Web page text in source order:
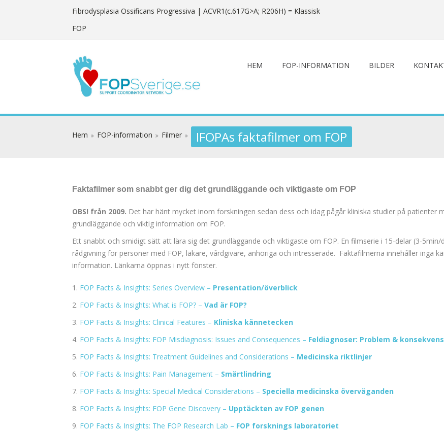
Fibrodysplasia Ossificans Progressiva | ACVR1(c.617G>A; R206H) = Klassisk
FOP
HEM FOP-INFORMATION BILDER
Hem FOP-information Filmer IFOPAs faktafilmer om FOP
Faktafilmer som snabbt ger dig det grundläggande och viktigaste om FOP
OBS! från 2009. Det har hänt mycket inom forskningen sedan dess och idag pågår kliniska studier på patienter
grundläggande och viktig information om FOP.
Ett snabbt och smidigt sätt att lära sig det grundläggande och viktigaste om FOP. En filmserie i 15-delar (3-
rådgivning för personer med FOP, läkare, vårdgivare, anhöriga och intresserade. Faktafilmerna innehåller inga
information. Länkarna öppnas i nytt fönster.
FOP Facts & Insights: Series Overview – Presentation/överblick
FOP Facts & Insights: What is FOP? – Vad är FOP?
FOP Facts & Insights: Clinical Features – Kliniska kännetecken
FOP Facts & Insights: FOP Misdiagnosis: Issues and Consequences – Feldiagnoser: Problem &
FOP Facts & Insights: Treatment Guidelines and Considerations – Medicinska riktlinjer
FOP Facts & Insights: Pain Management – Smärtlindring
FOP Facts & Insights: Special Medical Considerations – Speciella medicinska överväganden
FOP Facts & Insights: FOP Gene Discovery – Upptäckten av FOP genen
FOP Facts & Insights: The FOP Research Lab – FOP forsknings laboratoriet